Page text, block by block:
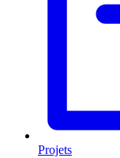
Projets